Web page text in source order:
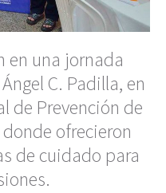
en una jornada
C. Padilla, en
de Prevención de
ofrecieron
de cuidado para